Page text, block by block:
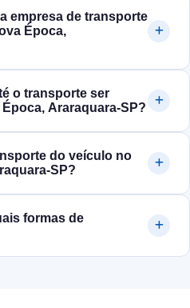
empresa de transporte
Época,
o transporte ser
Araraquara‑SP?
do veículo no
formas de